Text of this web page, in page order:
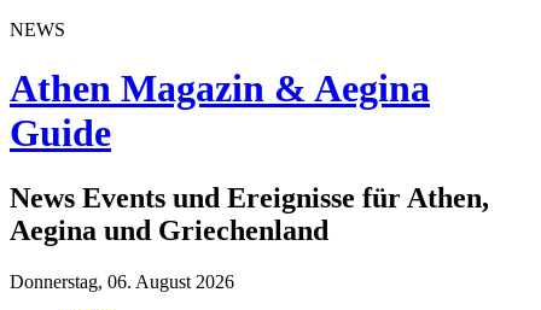
NEWS
Athen Magazin & Aegina
Guide
News Events und Ereignisse für Athen,
Aegina und Griechenland
Donnerstag, 06. August 2026